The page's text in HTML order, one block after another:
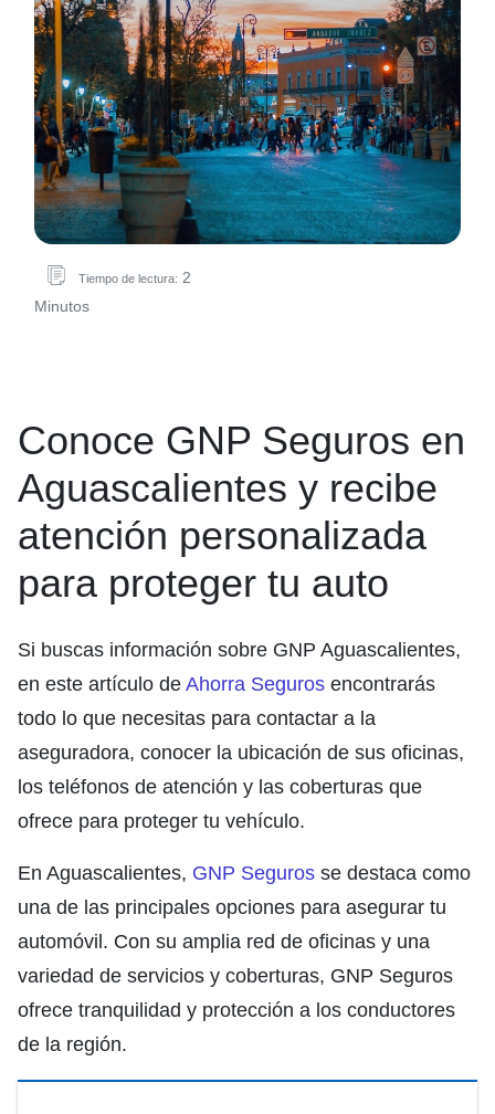
Tiempo de lectura: 2
Minutos
Conoce GNP Seguros en
Aguascalientes y recibe
atención personalizada
para proteger tu auto
Si buscas información sobre GNP Aguascalientes,
en este artículo de Ahorra Seguros encontrarás
todo lo que necesitas para contactar a la
aseguradora, conocer la ubicación de sus oficinas,
los teléfonos de atención y las coberturas que
ofrece para proteger tu vehículo.
En Aguascalientes, GNP Seguros se destaca como
una de las principales opciones para asegurar tu
automóvil. Con su amplia red de oficinas y una
variedad de servicios y coberturas, GNP Seguros
ofrece tranquilidad y protección a los conductores
de la región.